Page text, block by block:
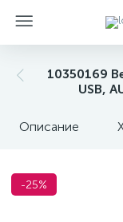
10350169
USB,
Описание
-25%